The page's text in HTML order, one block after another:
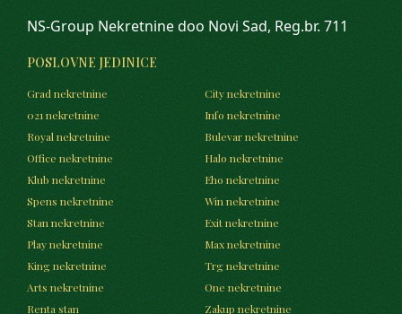
NS-Group Nekretnine doo Novi Sad, Reg.br. 711
POSLOVNE JEDINICE
Grad nekretnine
City nekretnine
021 nekretnine
Info nekretnine
Royal nekretnine
Bulevar nekretnine
Office nekretnine
Halo nekretnine
Klub nekretnine
Eho nekretnine
Spens nekretnine
Win nekretnine
Stan nekretnine
Exit nekretnine
Play nekretnine
Max nekretnine
King nekretnine
Trg nekretnine
Arts nekretnine
One nekretnine
Renta stan
Zakup nekretnine